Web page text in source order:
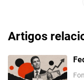
Artigos